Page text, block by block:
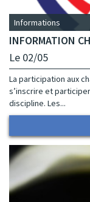
Informations
INFORMATION
Le 02/05
La participation aux
s’inscrire et
discipline. Les...